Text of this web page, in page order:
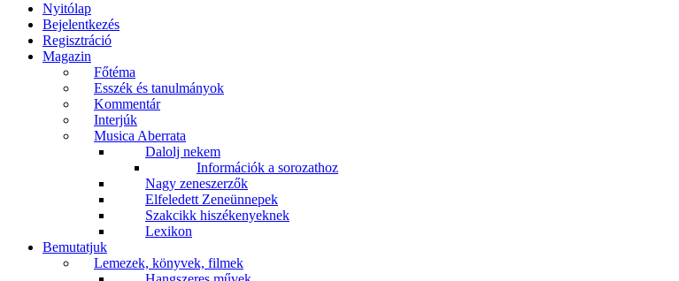
Nyitólap
Bejelentkezés
Regisztráció
Magazin
Főtéma
Esszék és tanulmányok
Kommentár
Interjúk
Musica Aberrata
Dalolj nekem
Információk a sorozathoz
Nagy zeneszerzők
Elfeledett Zeneünnepek
Szakcikk hiszékenyeknek
Lexikon
Bemutatjuk
Lemezek, könyvek, filmek